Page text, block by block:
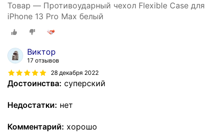
Товар — Противоударный чехол Flexible Case для
iPhone 13 Pro Max белый
Виктор
17 отзывов
28 декабря 2022
Достоинства: суперский
Недостатки: нет
Комментарий: хорошо